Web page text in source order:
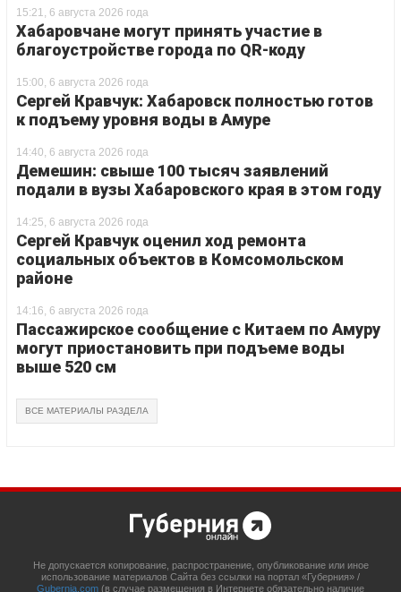
15:21, 6 августа 2026 года
Хабаровчане могут принять участие в
благоустройстве города по QR-коду
15:00, 6 августа 2026 года
Сергей Кравчук: Хабаровск полностью готов
к подъему уровня воды в Амуре
14:40, 6 августа 2026 года
Демешин: свыше 100 тысяч заявлений
подали в вузы Хабаровского края в этом году
14:25, 6 августа 2026 года
Сергей Кравчук оценил ход ремонта
социальных объектов в Комсомольском
районе
14:16, 6 августа 2026 года
Пассажирское сообщение с Китаем по Амуру
могут приостановить при подъеме воды
выше 520 см
ВСЕ МАТЕРИАЛЫ РАЗДЕЛА
Не допускается копирование, распространение, опубликование или иное
использование материалов Сайта без ссылки на портал «Губерния» /
Gubernia.com (в случае размещения в Интернете обязательно наличие